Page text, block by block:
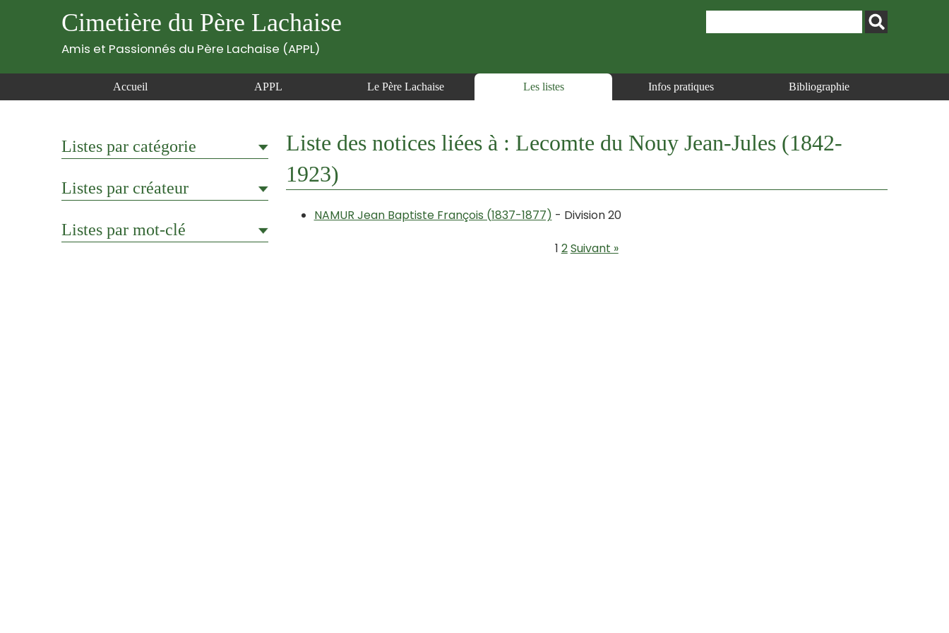
Cimetière du Père Lachaise
Amis et Passionnés du Père Lachaise (APPL)
Accueil APPL Le Père Lachaise Les listes Infos pratiques Bibliographie
Listes par catégorie
Listes par créateur
Listes par mot-clé
Liste des notices liées à : Lecomte du Nouy Jean-Jules (1842-
1923)
NAMUR Jean Baptiste François (1837-1877) - Division 20
1 2Suivant »